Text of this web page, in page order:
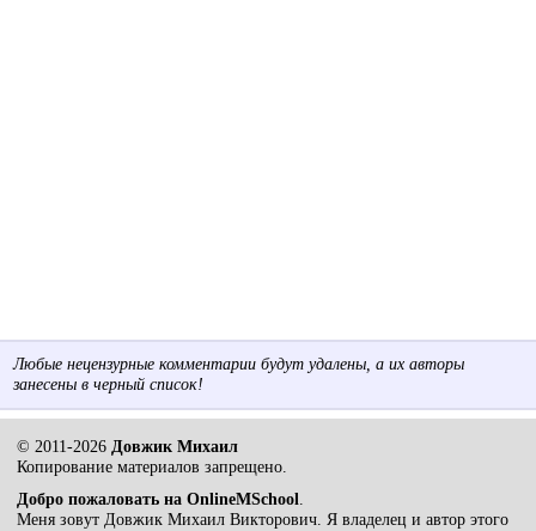
Любые нецензурные комментарии будут удалены, а их авторы
занесены в черный список!
© 2011-2026 Довжик Михаил
Копирование материалов запрещено.
Добро пожаловать на OnlineMSchool.
Меня зовут Довжик Михаил Викторович. Я владелец и автор этого